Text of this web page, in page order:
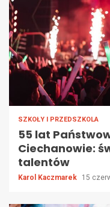
SZKOŁY I PRZEDSZKOLA
55 lat
Ciechanowie:
talentów
Karol Kaczmarek 15